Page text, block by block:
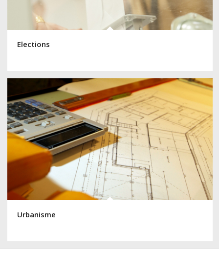
Elections
Urbanisme